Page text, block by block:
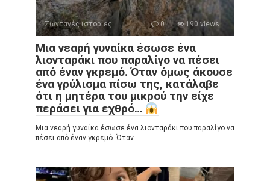
Ζωντανές ιστορίες 0 190 views
Μια νεαρή γυναίκα έσωσε ένα
λιονταράκι που παραλίγο να πέσει
από έναν γκρεμό. Όταν όμως άκουσε
ένα γρύλισμα πίσω της, κατάλαβε
ότι η μητέρα του μικρού την είχε
περάσει για εχθρό…
Μια νεαρή γυναίκα έσωσε ένα λιονταράκι που παραλίγο να
πέσει από έναν γκρεμό. Όταν